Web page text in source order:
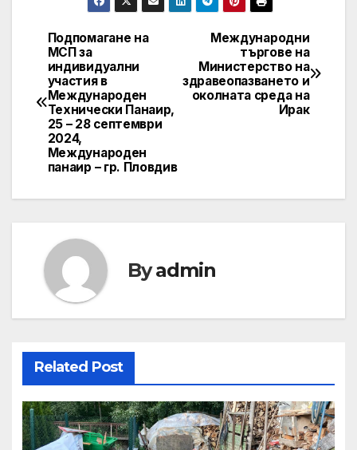
Post
navigation
Международни
търгове на
Министерство на
здравеопазването и
околната среда на
Ирак
Подпомагане на
МСП за
индивидуални
участия в
Международен
Технически Панаир,
25 – 28 септември
2024,
Международен
панаир – гр. Пловдив
Byadmin
Related Post